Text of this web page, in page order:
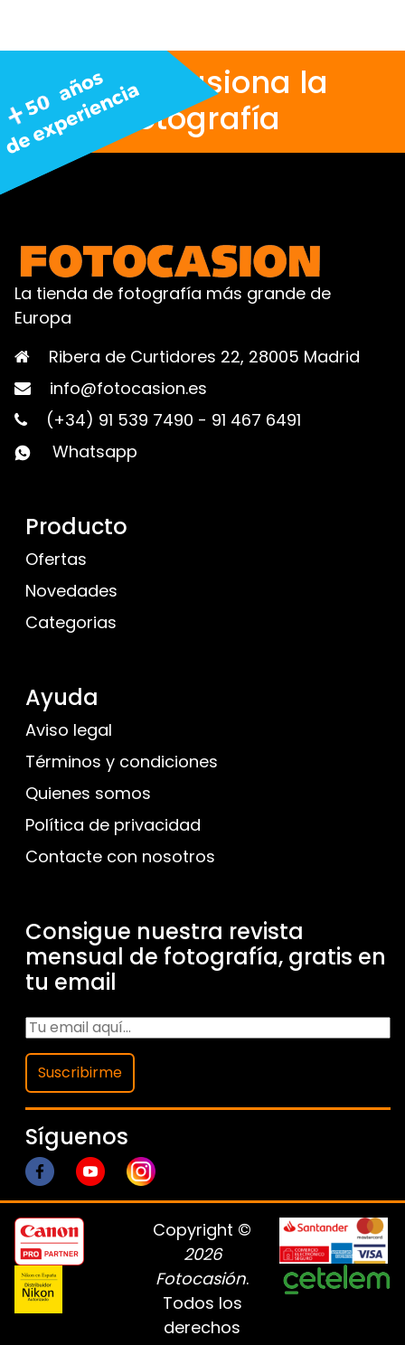
Nos apasiona la
fotografía
La tienda de fotografía más grande de
Europa
Ribera de Curtidores 22, 28005 Madrid
info@fotocasion.es
(+34) 91 539 7490 - 91 467 6491
Whatsapp
Producto
Ofertas
Novedades
Categorias
Ayuda
Aviso legal
Términos y condiciones
Quienes somos
Política de privacidad
Contacte con nosotros
Consigue nuestra revista
mensual de fotografía, gratis en
tu email
Suscribirme
Síguenos
Copyright ©
2026
Fotocasión.
Todos los
derechos